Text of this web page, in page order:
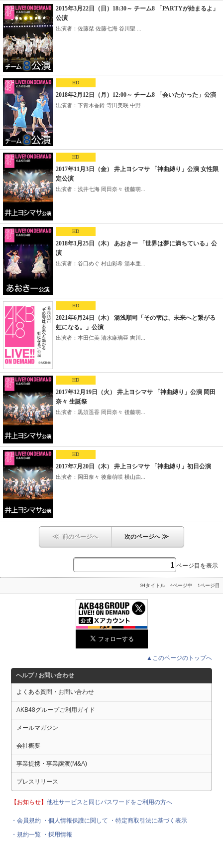
2015年3月22日（日）18:30～ チーム8 「PARTYが始まるよ」
公演
出演者：佐藤栞 佐藤七海 谷川聖 ...
HD
2018年2月12日（月）12:00～ チーム8 「会いたかった」公演
出演者：下青木香鈴 寺田美咲 中野...
HD
2017年11月3日（金） 井上ヨシマサ 「神曲縛り」公演 女性限
定公演
出演者：浅井七海 岡田奈々 後藤萌...
HD
2018年1月25日（木） あおきー 「世界は夢に満ちている」公
演
出演者：谷口めぐ 村山彩希 湯本亜...
HD
2021年6月24日（木） 湯浅順司「その雫は、未来へと繋がる
虹になる。」公演
出演者：本田仁美 清水麻璃亜 吉川...
HD
2017年12月19日（火） 井上ヨシマサ 「神曲縛り」公演 岡田
奈々 生誕祭
出演者：黒須遥香 岡田奈々 後藤萌...
HD
2017年7月20日（木） 井上ヨシマサ 「神曲縛り」初日公演
出演者：岡田奈々 後藤萌咲 横山由...
≪ 前のページへ 次のページへ≫
ページ目を表示
94タイトル 4ページ中 1ページ目
▲このページのトップへ
ヘルプ / お問い合わせ
よくある質問・お問い合わせ
AKB48グループご利用ガイド
メールマガジン
会社概要
事業提携・事業譲渡(M&A)
プレスリリース
【お知らせ】他社サービスと同じパスワードをご利用の方へ
・会員規約 ・個人情報保護に関して
・特定商取引法に基づく表示
・規約一覧 ・採用情報